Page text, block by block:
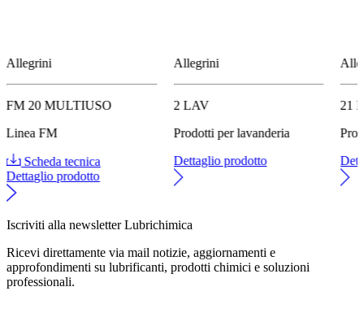
Allegrini
FM 20 MULTIUSO
Linea FM
Scheda tecnica
Dettaglio prodotto
Allegrini
2 LAV
Prodotti per lavanderia
Dettaglio prodotto
21
Iscriviti alla newsletter Lubrichimica
Ricevi direttamente via mail notizie, aggiornamenti e
approfondimenti su lubrificanti, prodotti chimici e soluzioni
professionali.